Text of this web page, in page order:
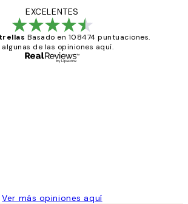
EXCELENTES
Basado en 108474 puntuaciones.
algunas de las opiniones aquí.
Ver más opiniones aquí